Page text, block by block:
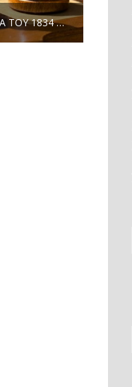
ΑΓΓΛΟ-ΓΑΛΛΙΚΉ ΣΚΑΚΙΣΤΙΚΉ ΜΟΝΟΜΑΧΊΑ ΤΟΥ 1834 …ΚΑΙ ΣΤΟ ΒΆΘΟΣ ΠΑΛΑΜΉΔΗΣ!